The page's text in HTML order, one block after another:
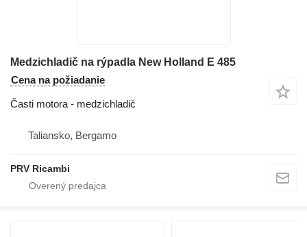
Medzichladič na rýpadla New Holland E 485
Cena na požiadanie
Časti motora - medzichladič
Taliansko, Bergamo
PRV Ricambi